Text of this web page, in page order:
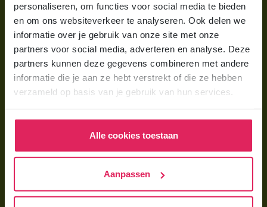
personaliseren, om functies voor social media te bieden
en om ons websiteverkeer te analyseren. Ook delen we
informatie over je gebruik van onze site met onze
partners voor social media, adverteren en analyse. Deze
partners kunnen deze gegevens combineren met andere
informatie die je aan ze hebt verstrekt of die ze hebben
verzameld op basis van je gebruik van hun services.
Alle cookies toestaan
Aanpassen
Voor ouders
Wat is gastouderopvang?
Wat kost een gastouder?
Hoe vind ik een gastouder?
Gastouder worden bij 4Kids
Hoe vind ik gastkinderen?
Trainingen & cursussen